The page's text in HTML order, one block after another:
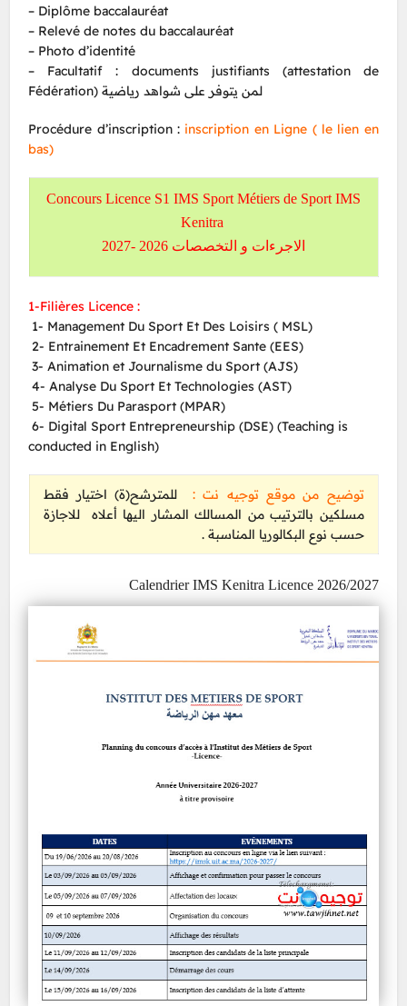
– Diplôme baccalauréat
– Relevé de notes du baccalauréat
– Photo d’identité
– Facultatif : documents justifiants (attestation de
Fédération) لمن يتوفر على شواهد رياضية
Procédure d’inscription : inscription en Ligne ( le lien en
bas)
Concours Licence S1 IMS Sport Métiers de Sport IMS
Kenitra
الاجرءات و التخصصات 2026 -2027
1-Filières Licence :
1- Management Du Sport Et Des Loisirs ( MSL)
2- Entrainement Et Encadrement Sante (EES)
3- Animation et Journalisme du Sport (AJS)
4- Analyse Du Sport Et Technologies (AST)
5- Métiers Du Parasport (MPAR)
6- Digital Sport Entrepreneurship (DSE) (Teaching is
conducted in English)
توضيح من موقع توجيه نت :للمترشح(ة) اختيار فقط
مسلكين بالترتيب من المسالك المشار اليها أعلاه للاجازة
حسب نوع البكالوريا المناسبة .
Calendrier IMS Kenitra Licence 2026/2027